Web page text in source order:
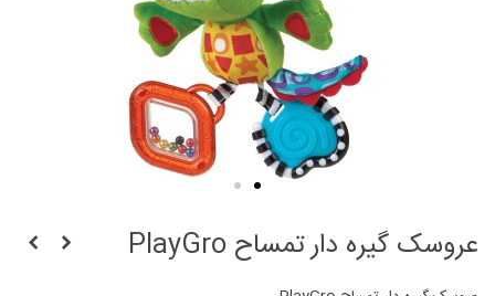
عروسک گیره دار تمساح PlayGro